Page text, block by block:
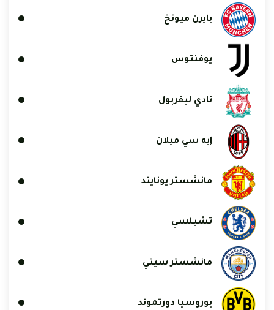
بايرن ميونخ
يوفنتوس
نادي ليفربول
إيه سي ميلان
مانشستر يونايتد
تشيلسي
مانشستر سيتي
بوروسيا دورتموند